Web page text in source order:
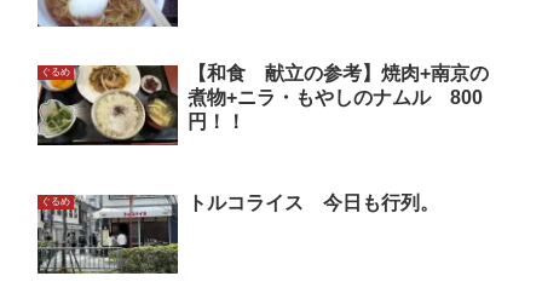
ぐるめ
【和食 献立の参考】焼肉+南京の
煮物+ニラ・もやしのナムル 800
円！！
ぐるめ トルコライス 今日も行列。